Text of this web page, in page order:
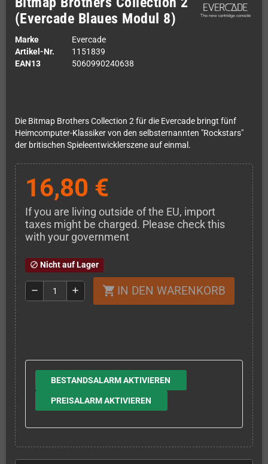
(Evercade Blaues Modul 8)
Marke
Evercade
Artikel-Nr.
1151839
EAN13
5060990240638
Die Bitmap Brothers Collection 2 für die Evercade bringt fünf
Heimcomputer-Klassiker von den selbsternannten "Rockstars"
der britischen Spieleentwicklerszene auf einmal.
16,80 €
If you are living outside of the EU, import
taxes might be charged. Please check this
with your government
block Nicht auf Lager
remove add shopping_cart IN DEN WARENKORB
BESTANDSALARM AKTIVIEREN
PREISALARM AKTIVIEREN